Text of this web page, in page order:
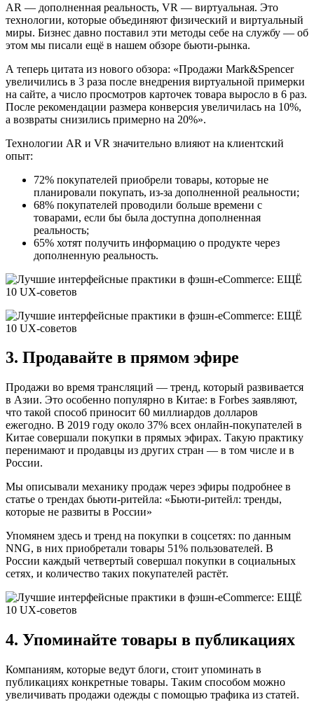
AR — дополненная реальность, VR — виртуальная. Это
технологии, которые объединяют физический и виртуальный
миры. Бизнес давно поставил эти методы себе на службу — об
этом мы писали ещё в нашем обзоре бьюти-рынка.
А теперь цитата из нового обзора: «Продажи Mark&Spencer
увеличились в 3 раза после внедрения виртуальной примерки
на сайте, а число просмотров карточек товара выросло в 6 раз.
После рекомендации размера конверсия увеличилась на 10%,
а возвраты снизились примерно на 20%».
Технологии AR и VR значительно влияют на клиентский
опыт:
72% покупателей приобрели товары, которые не
планировали покупать, из-за дополненной реальности;
68% покупателей проводили больше времени с
товарами, если бы была доступна дополненная
реальность;
65% хотят получить информацию о продукте через
дополненную реальность.
3. Продавайте в прямом эфире
Продажи во время трансляций — тренд, который развивается
в Азии. Это особенно популярно в Китае: в Forbes заявляют,
что такой способ приносит 60 миллиардов долларов
ежегодно. В 2019 году около 37% всех онлайн-покупателей в
Китае совершали покупки в прямых эфирах. Такую практику
перенимают и продавцы из других стран — в том числе и в
России.
Мы описывали механику продаж через эфиры подробнее в
статье о трендах бьюти-ритейла: «Бьюти-ритейл: тренды,
которые не развиты в России»
Упомянем здесь и тренд на покупки в соцсетях: по данным
NNG, в них приобретали товары 51% пользователей. В
России каждый четвертый совершал покупки в социальных
сетях, и количество таких покупателей растёт.
4. Упоминайте товары в публикациях
Компаниям, которые ведут блоги, стоит упоминать в
публикациях конкретные товары. Таким способом можно
увеличивать продажи одежды с помощью трафика из статей.